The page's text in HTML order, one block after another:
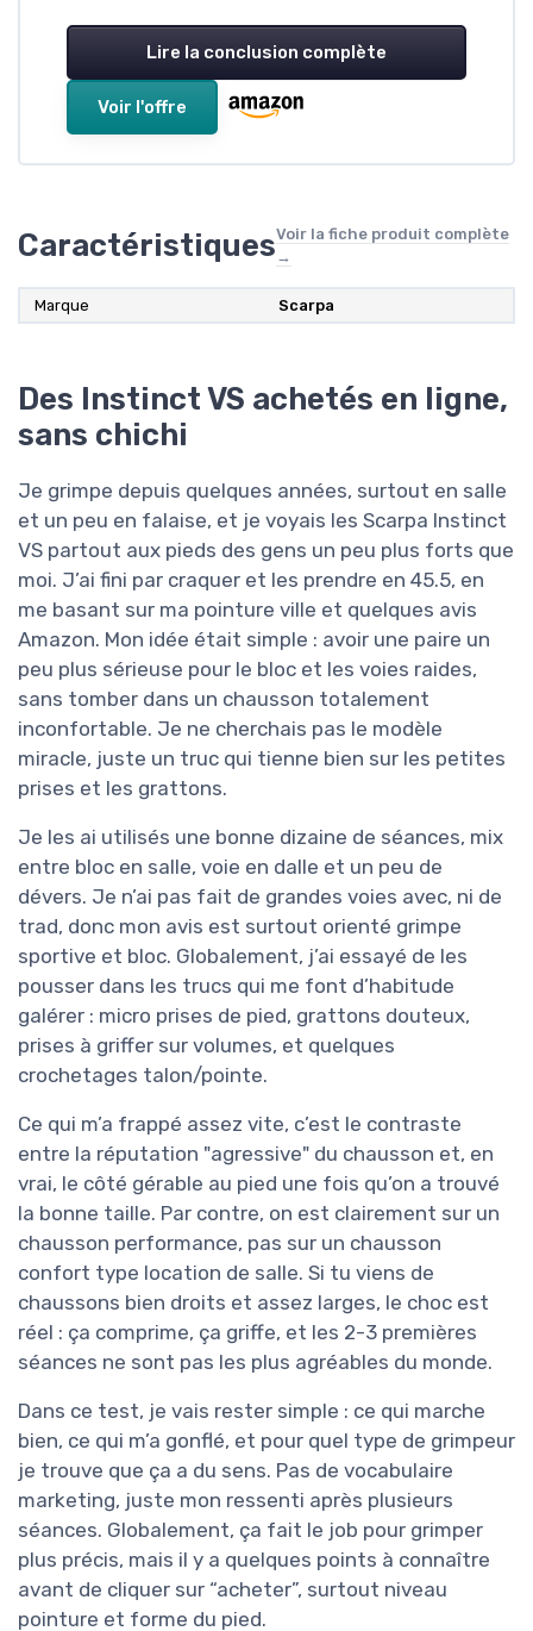
Lire la conclusion complète
Voir l'offre
CaractéristiquesVoir la fiche produit complète
→
Marque Scarpa
Des Instinct VS achetés en ligne,
sans chichi
Je grimpe depuis quelques années, surtout en salle
et un peu en falaise, et je voyais les Scarpa Instinct
VS partout aux pieds des gens un peu plus forts que
moi. J’ai fini par craquer et les prendre en 45.5, en
me basant sur ma pointure ville et quelques avis
Amazon. Mon idée était simple : avoir une paire un
peu plus sérieuse pour le bloc et les voies raides,
sans tomber dans un chausson totalement
inconfortable. Je ne cherchais pas le modèle
miracle, juste un truc qui tienne bien sur les petites
prises et les grattons.
Je les ai utilisés une bonne dizaine de séances, mix
entre bloc en salle, voie en dalle et un peu de
dévers. Je n’ai pas fait de grandes voies avec, ni de
trad, donc mon avis est surtout orienté grimpe
sportive et bloc. Globalement, j’ai essayé de les
pousser dans les trucs qui me font d’habitude
galérer : micro prises de pied, grattons douteux,
prises à griffer sur volumes, et quelques
crochetages talon/pointe.
Ce qui m’a frappé assez vite, c’est le contraste
entre la réputation "agressive" du chausson et, en
vrai, le côté gérable au pied une fois qu’on a trouvé
la bonne taille. Par contre, on est clairement sur un
chausson performance, pas sur un chausson
confort type location de salle. Si tu viens de
chaussons bien droits et assez larges, le choc est
réel : ça comprime, ça griffe, et les 2-3 premières
séances ne sont pas les plus agréables du monde.
Dans ce test, je vais rester simple : ce qui marche
bien, ce qui m’a gonflé, et pour quel type de grimpeur
je trouve que ça a du sens. Pas de vocabulaire
marketing, juste mon ressenti après plusieurs
séances. Globalement, ça fait le job pour grimper
plus précis, mais il y a quelques points à connaître
avant de cliquer sur “acheter”, surtout niveau
pointure et forme du pied.